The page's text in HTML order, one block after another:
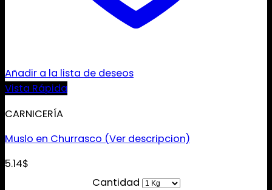
Añadir a la lista de deseos
Vista Rápida
CARNICERÍA
Muslo en Churrasco (Ver descripcion)
5.14$
Cantidad